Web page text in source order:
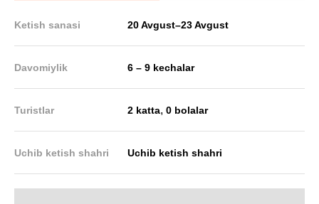
Ketish sanasi 20 Avgust–23 Avgust
Davomiylik 6 – 9 kechalar
Turistlar 2 katta,0 bolalar
Uchib ketish shahri Uchib ketish shahri